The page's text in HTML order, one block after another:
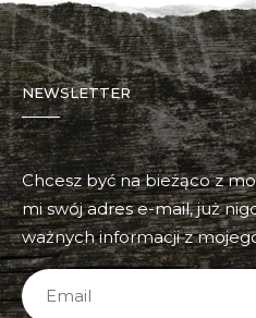
NEWSLETTER
Chcesz być na bieżąco z
mi swój adres e-mail, już
ważnych informacji z